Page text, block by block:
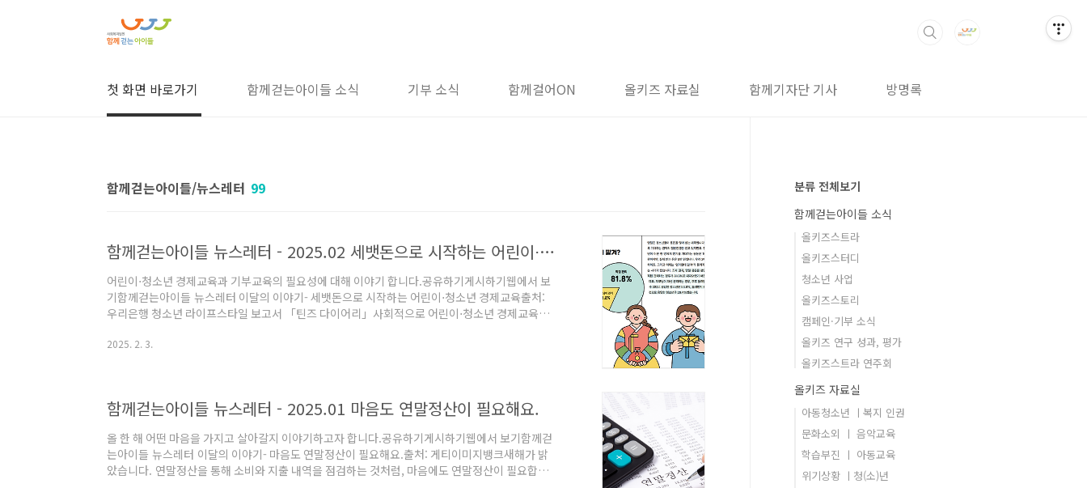
첫 화면 바로가기 함께걷는아이들 소식 기부 소식 함께걸어ON 올키즈 자료실 함께기자단 기사 방명록
함께걷는아이들/뉴스레터 99
함께걷는아이들 뉴스레터 - 2025.02 세뱃돈으로 시작하는 어린이⋅청소년 경제교육
어린이⋅청소년 경제교육과 기부교육의 필요성에 대해 이야기 합니다.공유하기게시하기웹에서 보
기함께걷는아이들 뉴스레터 이달의 이야기- 세뱃돈으로 시작하는 어린이⋅청소년 경제교육출처:
우리은행 청소년 라이프스타일 보고서 「틴즈 다이어리」사회적으로 어린이⋅청소년 경제교육의
이 됩니다. 용돈교육의 마법(김영옥 지음)에서는 부모와 아이가 서로 합의하여 용돈 사용 범위를
2025. 2. 3.
함께걷는아이들 뉴스레터 - 2025.01 마음도 연말정산이 필요해요.
올 한 해 어떤 마음을 가지고 살아갈지 이야기하고자 합니다.공유하기게시하기웹에서 보기함께걷
는아이들 뉴스레터 이달의 이야기- 마음도 연말정산이 필요해요.출처: 게티이미지뱅크새해가 밝
았습니다. 연말정산을 통해 소비와 지출 내역을 점검하는 것처럼, 마음에도 연말정산이 필요합니
분류 전체보기
함께걷는아이들 소식
올키즈스트라
올키즈스터디
청소년 사업
올키즈스토리
캠페인·기부 소식
올키즈 연구 성과, 평가
올키즈스트라 연주회
올키즈 자료실
아동청소년 ㅣ복지 인권
문화소외 ㅣ 음악교육
학습부진 ㅣ 아동교육
위기상황 ㅣ청(소)년